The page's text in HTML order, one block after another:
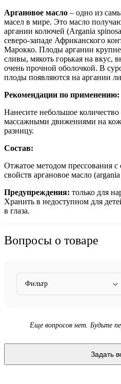
Аргановое масло – одно из
масел в мире. Это масло
аргании колючей (Argania
северо-западе Африканского
Марокко. Плоды аргании
сливы, мякоть горькая на вкус,
очень прочной оболочкой. В
плоды появляются на аргании
Рекомендации по применению:
Нанесите небольшое
массажными движениями на
разницу.
Состав:
Отжатое методом прессования
свойств аргановое масло
Предупреждения: только для
Хранить в недоступном для
в глаза.
Вопросы о товаре
Фильтр
Еще вопросов нет. Будьте
Задать